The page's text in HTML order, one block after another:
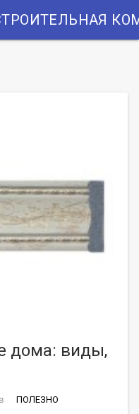
СТРОИТЕЛЬНАЯ
дома: виды,
в ПОЛЕЗНО